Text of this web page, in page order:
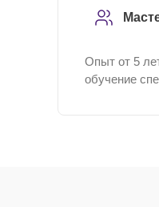
Опыт от 5
обучение